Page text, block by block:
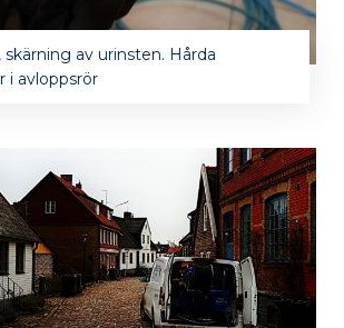
skärning av urinsten. Hårda
i avloppsrör